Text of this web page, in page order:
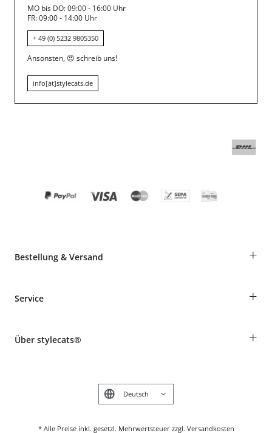
MO bis DO: 09:00 - 16:00 Uhr
FR: 09:00 - 14:00 Uhr
+ 49 (0) 5232 9805350
Ansonsten, 😍 schreib uns!
info[at]stylecats.de
Bestellung & Versand +
Informationen zur Lieferung
Produkte reklamieren und zurücksenden
Service +
Tierkrankenversicherung
Über stylecats® +
* Alle Preise inkl. gesetzl. Mehrwertsteuer zzgl. Versandkosten
English